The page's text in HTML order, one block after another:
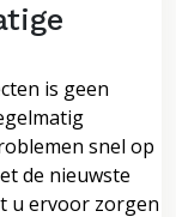
is geen
snel op
de nieuwste
u ervoor zorgen